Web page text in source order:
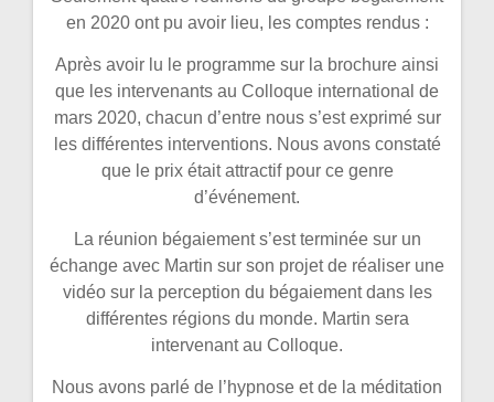
en 2020 ont pu avoir lieu, les comptes rendus :
Après avoir lu le programme sur la brochure ainsi
que les intervenants au Colloque international de
mars 2020, chacun d’entre nous s’est exprimé sur
les différentes interventions. Nous avons constaté
que le prix était attractif pour ce genre
d’événement.
La réunion bégaiement s’est terminée sur un
échange avec Martin sur son projet de réaliser une
vidéo sur la perception du bégaiement dans les
différentes régions du monde. Martin sera
intervenant au Colloque.
Nous avons parlé de l’hypnose et de la méditation